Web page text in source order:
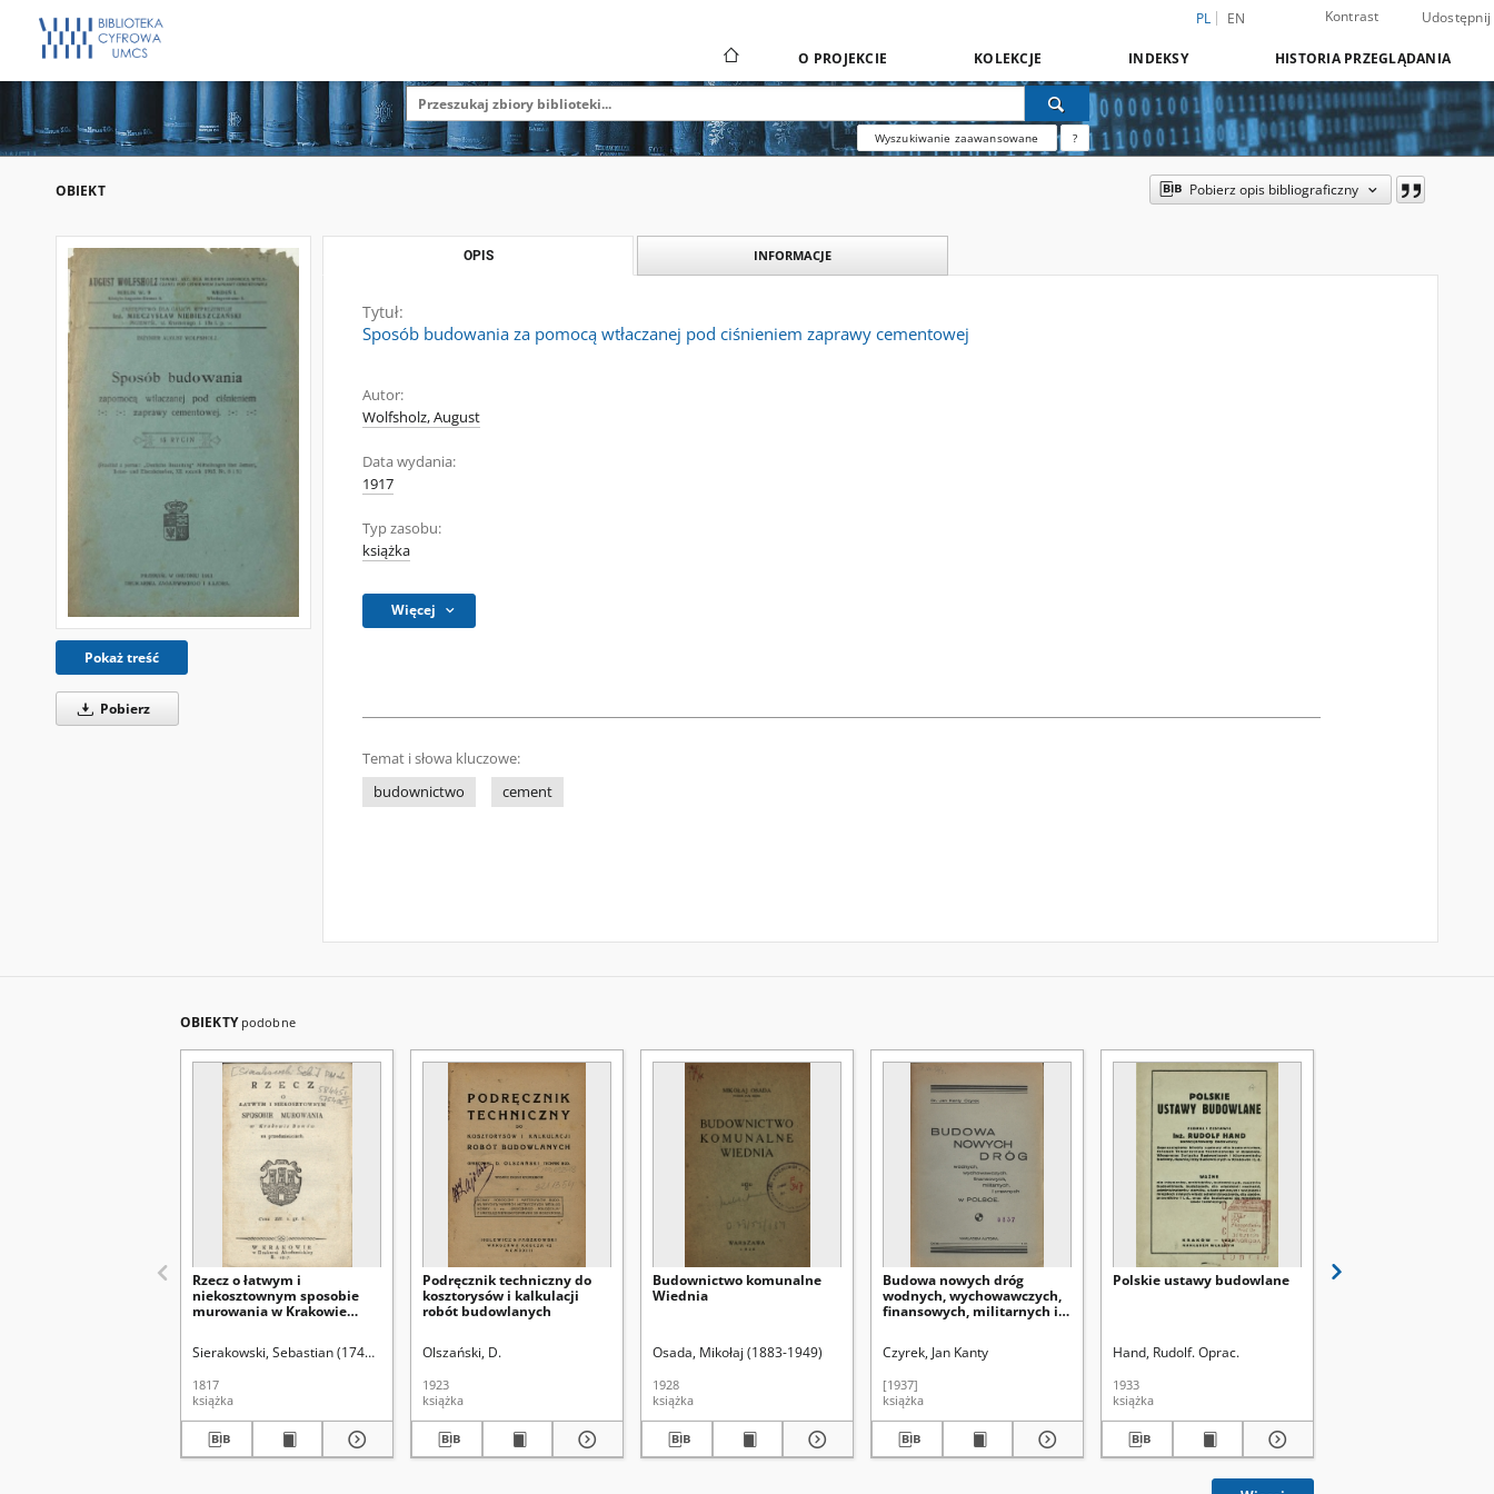
PL EN Kontrast Udostępnij
O PROJEKCIE KOLEKCJE INDEKSY HISTORIA PRZEGLĄDANIA
Wyszukiwanie zaawansowane ?
OBIEKT Pobierz opis bibliograficzny
Pokaż treść
Pobierz
OPIS INFORMACJE
Tytuł:
Sposób budowania za pomocą wtłaczanej pod ciśnieniem zaprawy cementowej
Autor:
Wolfsholz, August
Data wydania:
1917
Typ zasobu:
książka
Więcej
Temat i słowa kluczowe:
budownictwo
cement
OBIEKTY podobne
Rzecz o łatwym i
niekosztownym sposobie
murowania w Krakowie
Sierakowski, Sebastian (1743-1824)
1817
książka
Podręcznik techniczny do
kosztorysów i kalkulacji
robót budowlanych
Olszański, D.
1923
książka
Budownictwo komunalne
Wiednia
Osada, Mikołaj (1883-1949)
1928
książka
Budowa nowych dróg
wodnych, wychowawczych,
finansowych, militarnych i
Czyrek, Jan Kanty
[1937]
książka
Polskie ustawy budowlane
Hand, Rudolf. Oprac.
1933
książka